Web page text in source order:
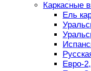
Каркасные
Ель
Евро-